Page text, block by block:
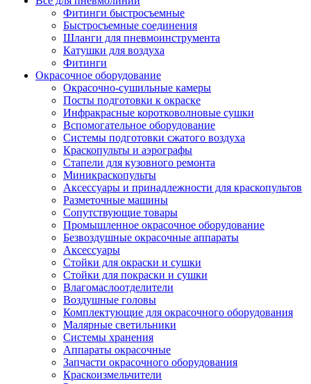
Фитинги быстросъемные
Быстросъемные соединения
Шланги для пневмоинструмента
Катушки для воздуха
Фитинги
Окрасочное оборудование
Окрасочно-сушильные камеры
Посты подготовки к окраске
Инфракрасные коротковолновые сушки
Вспомогательное оборудование
Системы подготовки сжатого воздуха
Краскопульты и аэрографы
Стапели для кузовного ремонта
Миникраскопульты
Аксессуары и принадлежности для краскопультов
Разметочные машины
Сопутствующие товары
Промышленное окрасочное оборудование
Безвоздушные окрасочные аппараты
Аксессуары
Стойки для окраски и сушки
Стойки для покраски и сушки
Влагомаслоотделители
Воздушные головы
Комплектующие для окрасочного оборудования
Малярные светильники
Системы хранения
Аппараты окрасочные
Запчасти окрасочного оборудования
Краскоизмельчители